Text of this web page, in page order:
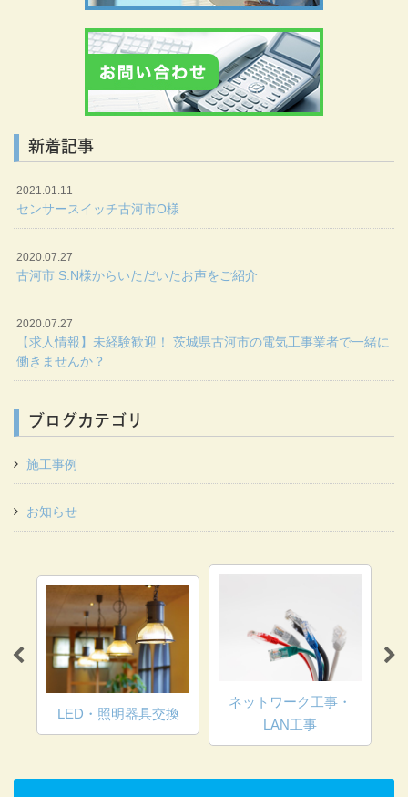
新着記事
2021.01.11
センサースイッチ古河市O様
2020.07.27
古河市 S.N様からいただいたお声をご紹介
2020.07.27
【求人情報】未経験歓迎！ 茨城県古河市の電気工事業者で一緒に
働きませんか？
ブログカテゴリ
施工事例
お知らせ
LED・照明器具交換
ネットワーク工事・
LAN工事